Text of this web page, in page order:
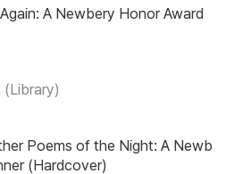
A Newbery Honor Award
Poems of the Night: A Newb
(Hardcover)